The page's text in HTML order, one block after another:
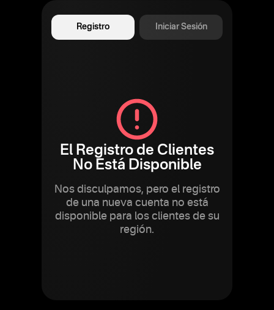
Registro Iniciar Sesión
El Registro de Clientes
No Está Disponible
Nos disculpamos, pero el registro
de una nueva cuenta no está
disponible para los clientes de su
región.